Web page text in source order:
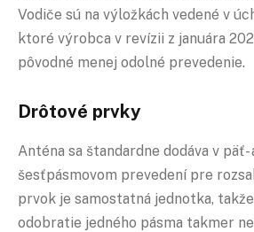
Vodiče sú na výložkách vedené v
ktoré výrobca v revízii z januára
pôvodné menej odolné prevedenie.
Drôtové prvky
Anténa sa štandardne dodáva v päť-
šesťpásmovom prevedení pre
prvok je samostatná jednotka,
odobratie jedného pásma takmer